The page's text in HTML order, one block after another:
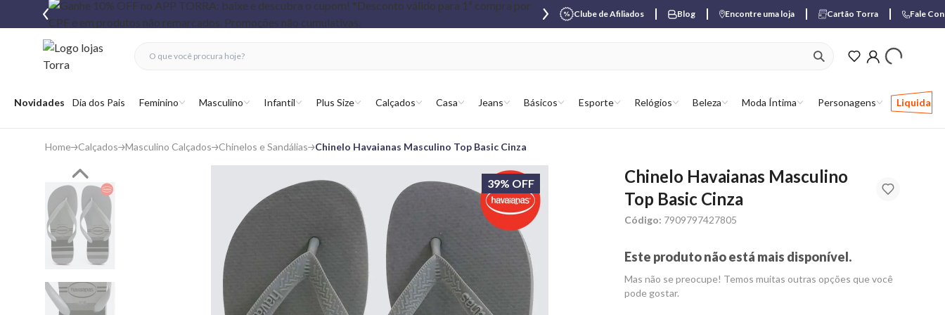
Clube de Afiliados Blog Encontre uma loja Cartão Torra Fale
Abrir menu
Novidades Dia dos Pais Feminino Masculino Infantil Plus Size Calçados Casa Jeans Básicos Esporte Relógios Beleza Moda Íntima Personagens Liquida
ver produtos
fechar menu
fechar menu
favoritos
Home Calçados Masculino Calçados Chinelos e Sandálias Chinelo Havaianas Masculino Top Basic Cinza
39% OFF
Chinelo Havaianas Masculino
Top Basic Cinza
Código: 7909797427805
Este produto não está mais disponível.
Mas não se preocupe! Temos muitas outras opções que você
pode gostar.